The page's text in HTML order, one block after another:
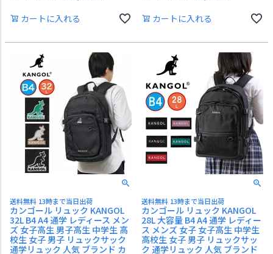
カートに入れる カートに入れる
送料無料 13時まで当日出荷
カンゴール リュック KANGOL
32L B4 A4 通学 レディース メン
ズ 女子高生 男子高生 中学生 高
校生 女子 男子 リュックサック
通学リュック 人気 ブランド カ
送料無料 13時まで当日出荷
カンゴール リュック KANGOL
28L 大容量 B4 A4 通学 レディー
ス メンズ 女子 女子高生 中学生
高校生 女子 男子 リュックサッ
ク 通学リュック 人気 ブランド